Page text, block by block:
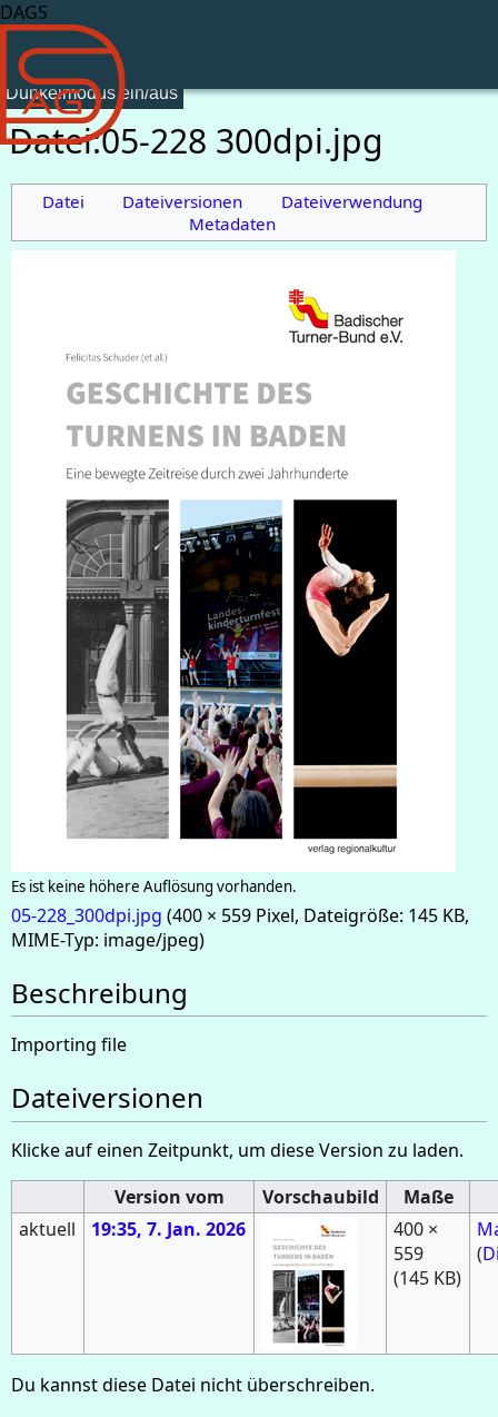
DAGS
Dunkelmodus ein/aus
Datei:05-228 300dpi.jpg
Datei Dateiversionen
Dateiverwendung
Metadaten
Es ist keine höhere Auflösung vorhanden.
05-228_300dpi.jpg (400 × 559 Pixel, Dateigröße: 145 KB,
MIME-Typ: image/jpeg)
Beschreibung
Importing file
Dateiversionen
Klicke auf einen Zeitpunkt, um diese Version zu laden.
Version vom
Vorschaubild
Maße
aktuell
19:35, 7. Jan. 2026
400 ×
559
(145 KB)
(
Du kannst diese Datei nicht überschreiben.